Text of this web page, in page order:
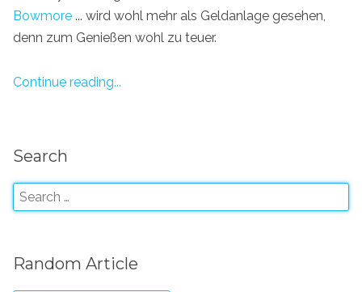
Bowmore ... wird wohl mehr als Geldanlage gesehen,
denn zum Genießen wohl zu teuer.
Continue reading...
Search
Random Article